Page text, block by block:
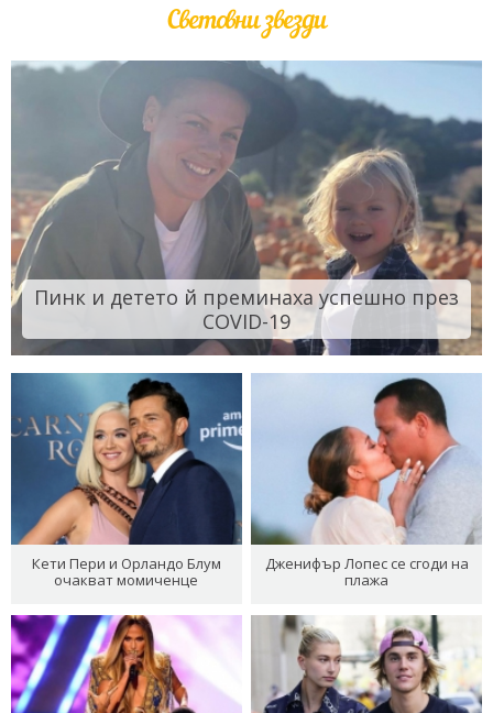
Световни звезди
Пинк и детето й преминаха успешно през
COVID-19
Кети Пери и Орландо Блум
очакват момиченце
Дженифър Лопес се сгоди на
плажа